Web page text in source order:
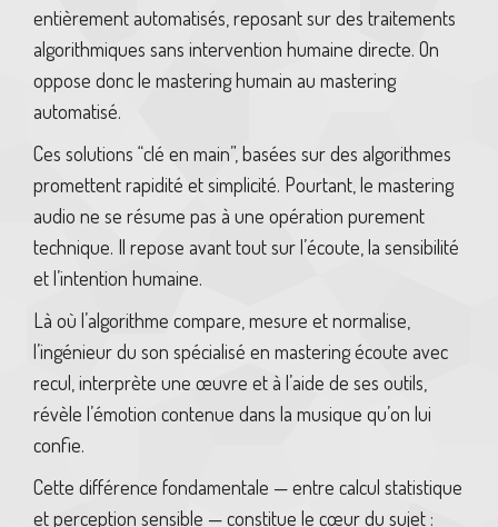
entièrement automatisés, reposant sur des traitements
algorithmiques sans intervention humaine directe. On
oppose donc le mastering humain au mastering
automatisé.
Ces solutions “clé en main”, basées sur des algorithmes
promettent rapidité et simplicité. Pourtant, le mastering
audio ne se résume pas à une opération purement
technique. Il repose avant tout sur l’écoute, la sensibilité
et l’intention humaine.
Là où l’algorithme compare, mesure et normalise,
l’ingénieur du son spécialisé en mastering écoute avec
recul, interprète une œuvre et à l’aide de ses outils,
révèle l’émotion contenue dans la musique qu’on lui
confie.
Cette différence fondamentale — entre calcul statistique
et perception sensible — constitue le cœur du sujet :